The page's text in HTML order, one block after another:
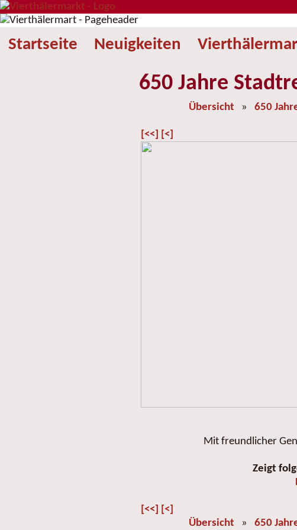
Startseite Neuigkeiten
650 Jahre
Übersicht » 650
[<<] [<]
Mit freundlicher
Zeigt
[<<] [<]
Übersicht » 650